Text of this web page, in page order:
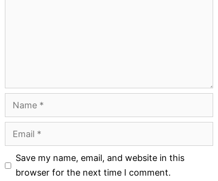
Name
Email
Website
Save my name, email, and website in this
browser for the next time I comment.